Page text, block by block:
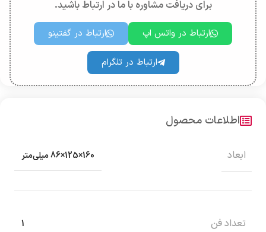
برای دریافت مشاوره با ما در ارتباط باشید.
ارتباط در واتس اپ ارتباط در گفتینو
ارتباط در تلگرام
اطلاعات محصول
ابعاد 160×125×86 میلی‌متر
تعداد فن 1